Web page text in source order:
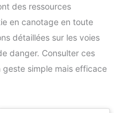
des ressources
en canotage en toute
détaillées sur les voies
danger. Consulter ces
simple mais efficace